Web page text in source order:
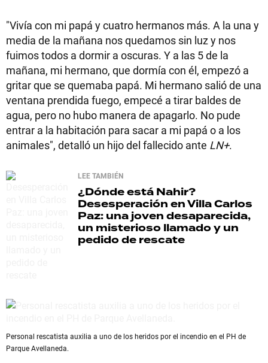
"Vivía con mi papá y cuatro hermanos más. A la una y
media de la mañana nos quedamos sin luz y nos
fuimos todos a dormir a oscuras. Y a las 5 de la
mañana, mi hermano, que dormía con él, empezó a
gritar que se quemaba papá. Mi hermano salió de una
ventana prendida fuego, empecé a tirar baldes de
agua, pero no hubo manera de apagarlo. No pude
entrar a la habitación para sacar a mi papá o a los
animales", detalló un hijo del fallecido ante LN+.
LEE TAMBIÉN
¿Dónde está Nahir?
Desesperación en Villa Carlos
Paz: una joven desaparecida,
un misterioso llamado y un
pedido de rescate
Personal rescatista auxilia a uno de los heridos por el incendio en el PH de
Parque Avellaneda.